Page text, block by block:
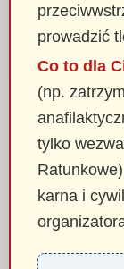
prowadzić
Co to dla
(np.
tylko
karna i